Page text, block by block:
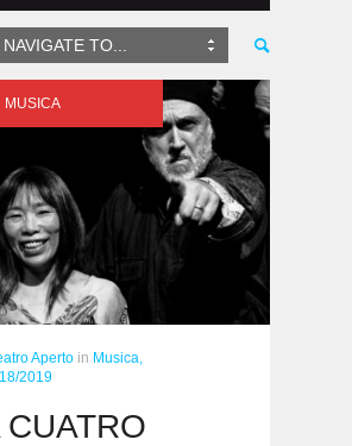
NAVIGATE TO...
MUSICA
Aperto in Musica,
2019